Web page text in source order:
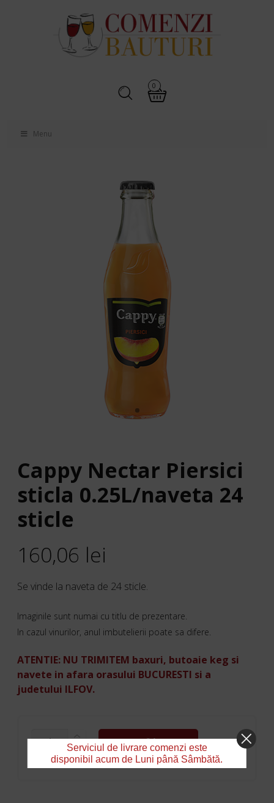
0
Menu
Cappy Nectar Piersici
sticla 0.25L/naveta 24
sticle
160,06 lei
Se vinde la naveta de 24 sticle.
Imaginile sunt numai cu titlu de prezentare.
In cazul vinurilor, anul imbutelierii poate sa difere.
ATENTIE: NU TRIMITEM baxuri, butoaie keg si
navete in afara orasului BUCURESTI si a
judetului ILFOV.
NECTAR
PIERSICI
ADAUGĂ ÎN COȘ
Serviciul de livrare comenzi este
disponibil acum de Luni până Sâmbătă.